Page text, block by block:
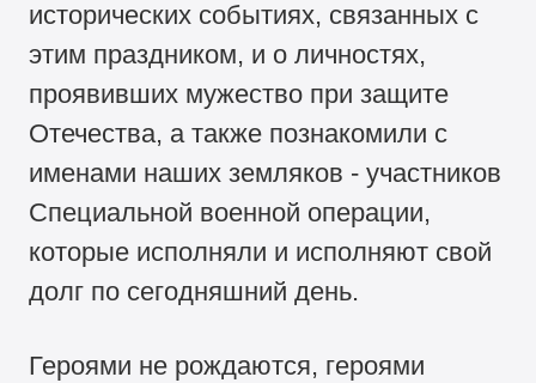
исторических событиях, связанных с
этим праздником, и о личностях,
проявивших мужество при защите
Отечества, а также познакомили с
именами наших земляков - участников
Специальной военной операции,
которые исполняли и исполняют свой
долг по сегодняшний день.
Героями не рождаются, героями